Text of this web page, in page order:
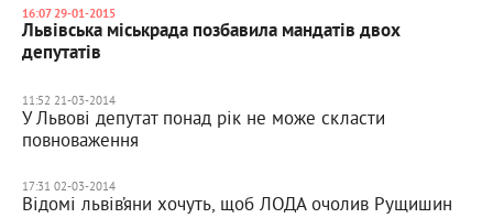
16:07 29-01-2015
Львівська міськрада позбавила мандатів двох
депутатів
11:52 21-03-2014
У Львові депутат понад рік не може скласти
повноваження
17:31 02-03-2014
Відомі львів’яни хочуть, щоб ЛОДА очолив Рущишин